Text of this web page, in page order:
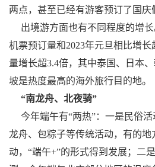
两点，甚至已经有游客预订了国庆
出境游方面也有不同程度的增
机票预订量和2023年元旦相比增
量增长超3.4倍，其中泰国、日本
坡是热度最高的海外旅行目的地。
“南龙舟、北夜骑”
今年端午有“两热”：一是民俗
龙舟、包粽子等传统活动，有的地
动，“端午+”的形式得到发展；二